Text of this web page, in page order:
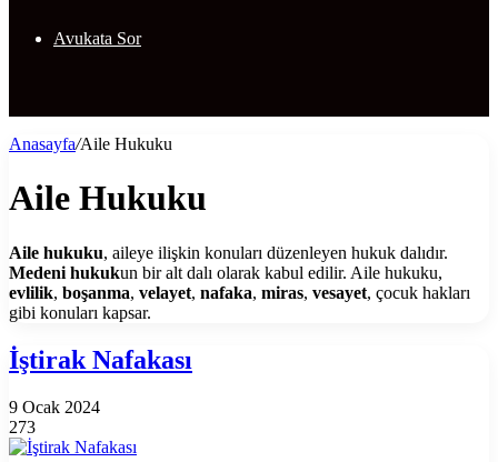
Avukata Sor
Anasayfa/Aile Hukuku
Aile Hukuku
Aile hukuku, aileye ilişkin konuları düzenleyen hukuk dalıdır.
Medeni hukukun bir alt dalı olarak kabul edilir. Aile hukuku,
evlilik, boşanma, velayet, nafaka, miras, vesayet, çocuk hakları
gibi konuları kapsar.
İştirak Nafakası
9 Ocak 2024
273